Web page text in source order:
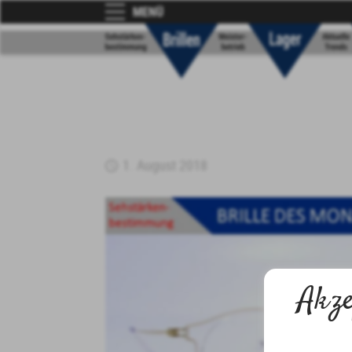
MENÜ